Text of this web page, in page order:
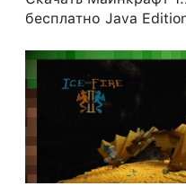
бесплатно Java